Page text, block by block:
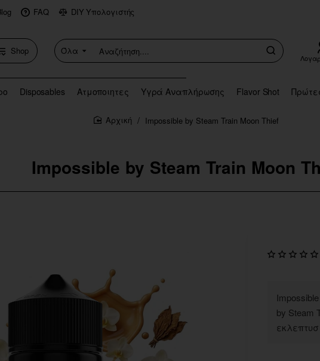
FAQ DIY Υπολογιστής
Shop Όλα
Αναζήτηση....
Disposables Ατμοποιητες Υγρά Αναπλήρωσης Flavor Shot
Impossible by Steam Train Moon
home
Impossible by Steam Train Moon Thief
by Steam